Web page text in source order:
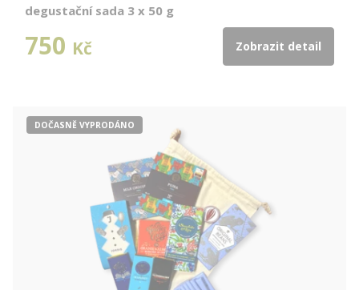
degustační sada 3 x 50 g
750 Kč Zobrazit detail
DOČASNĚ VYPRODÁNO